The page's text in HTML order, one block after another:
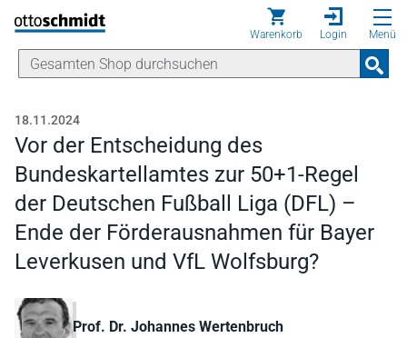
Direkt zum Inhalt
Warenkorb Login Menü
18.11.2024
Vor der Entscheidung des
Bundeskartellamtes zur 50+1-Regel
der Deutschen Fußball Liga (DFL) –
Ende der Förderausnahmen für Bayer
Leverkusen und VfL Wolfsburg?
Prof. Dr. Johannes Wertenbruch